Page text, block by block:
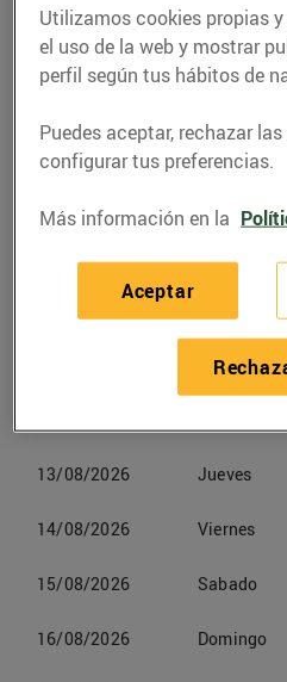
Teléfono
938269590
Horarios
10/08/2026 Lunes
Martes
13/08/2026 Jueves
14/08/2026 Viernes
15/08/2026 Sabado
16/08/2026 Domingo
Utilizamos cookies propias
el uso de la web y mostrar
perfil según tus hábitos de
Puedes aceptar, rechazar
configurar tus preferencias.
Más información en la
Aceptar